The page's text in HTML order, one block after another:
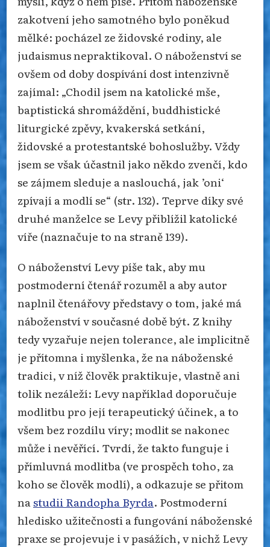
zakotvení jeho samotného bylo poněkud
mělké: pocházel ze židovské rodiny, ale
judaismus nepraktikoval. O náboženství se
ovšem od doby dospívání dost intenzivně
zajímal: „Chodil jsem na katolické mše,
baptistická shromáždění, buddhistické
liturgické zpěvy, kvakerská setkání,
židovské a protestantské bohoslužby. Vždy
jsem se však účastnil jako někdo zvenčí, kdo
se zájmem sleduje a naslouchá, jak ’oni‘
zpívají a modlí se“ (str. 132). Teprve díky své
druhé manželce se Levy přiblížil katolické
víře (naznačuje to na straně 139).
O náboženství Levy píše tak, aby mu
postmoderní čtenář rozuměl a aby autor
naplnil čtenářovy představy o tom, jaké má
náboženství v současné době být. Z knihy
tedy vyzařuje nejen tolerance, ale implicitně
je přítomna i myšlenka, že na náboženské
tradici, v níž člověk praktikuje, vlastně ani
tolik nezáleží: Levy například doporučuje
modlitbu pro její terapeutický účinek, a to
všem bez rozdílu víry; modlit se nakonec
může i nevěřící. Tvrdí, že takto funguje i
přímluvná modlitba (ve prospěch toho, za
koho se člověk modlí), a odkazuje se přitom
na studii Randopha Byrda. Postmoderní
hledisko užitečnosti a fungování náboženské
praxe se projevuje i v pasážích, v nichž Levy